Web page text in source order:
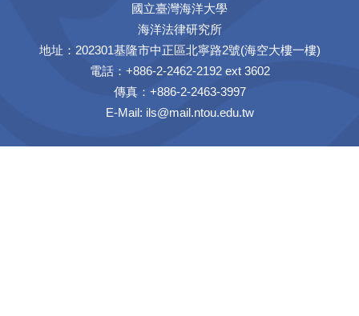
國立臺灣海洋大學
海洋法律研究所
地址：202301基隆市中正區北寧路2號(海空大樓一樓)
電話：+886-2-2462-2192 ext 3602
傳真：+886-2-2463-3997
E-Mail: ils@mail.ntou.edu.tw